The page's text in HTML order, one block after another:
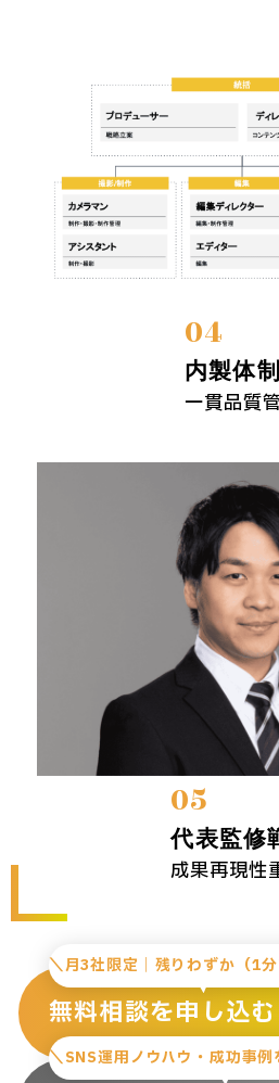
04
内製体制
一貫品質
05
代表監修
成果再現性
＼月3社限定｜残りわずか（1
無料相談を申し込む
＼SNS運用ノウハウ・成功事